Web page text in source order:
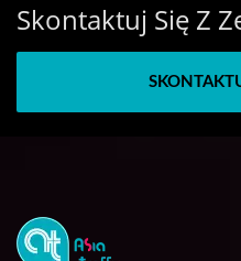
Skontaktuj Się Z